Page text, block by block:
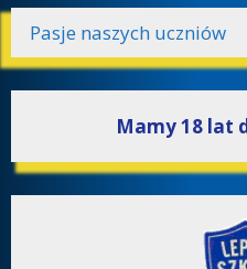
Pasje naszych uczniów
Mamy 18 lat